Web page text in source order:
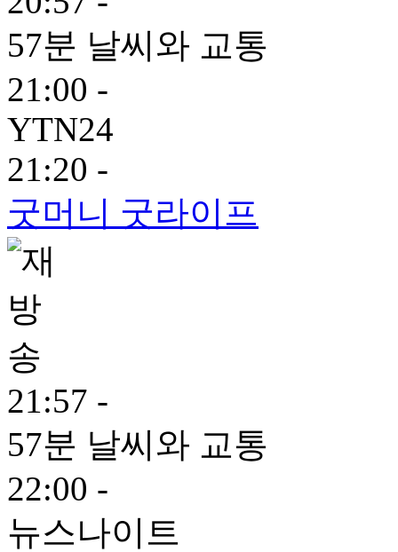
57분 날씨와 교통
21:00 -
YTN24
21:20 -
굿머니 굿라이프
21:57 -
57분 날씨와 교통
22:00 -
뉴스나이트